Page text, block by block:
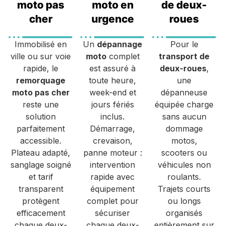
moto pas
cher
Immobilisé en
ville ou sur voie
rapide, le
remorquage
moto pas cher
reste une
solution
parfaitement
accessible.
Plateau adapté,
sanglage soigné
et tarif
transparent
protègent
efficacement
moto en
urgence
Un dépannage
motocomplet
est assuré à
toute heure,
week-end et
jours fériés
inclus.
Démarrage,
crevaison,
panne moteur :
intervention
rapide avec
équipement
complet pour
sécuriser
de deux-
roues
Pour le
transport de
deux-roues,
une
dépanneuse
équipée charge
sans aucun
dommage
motos,
scooters ou
véhicules non
roulants.
Trajets courts
ou longs
organisés